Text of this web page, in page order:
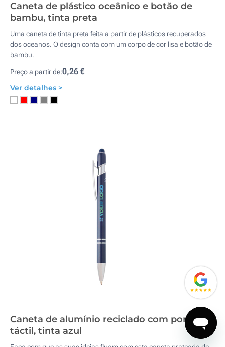
Caneta de plástico oceânico e botão de
bambu, tinta preta
Uma caneta de tinta preta feita a partir de plásticos recuperados
dos oceanos. O design conta com um corpo de cor lisa e botão de
bambu.
Preço a partir de:0,26 €
Ver detalhes >
Caneta de alumínio reciclado com ponteira
táctil, tinta azul